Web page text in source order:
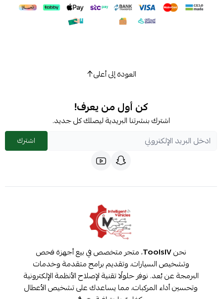
العودة إلى أعلى
كن أول من يعرف!
اشترك بنشرتنا البريدية ليصلك كل جديد.
اشترك
نحنToolsIV، متجر متخصص في بيع أجهزة فحص
وتشخيص السيارات، وتقديم برامج متقدمة وخدمات
البرمجة عن بُعد. نوفر حلولًا تقنية لإصلاح الأنظمة الإلكترونية
وتحسين أداء المركبات، مما يساعدك على تشخيص الأعطال